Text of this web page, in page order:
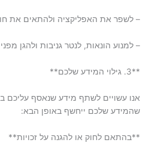
– לשפר את האפליקציה ולהתאים את
– למנוע הונאות, לנטר גניבות ולהגן
**3. גילוי המידע שלכם**
אנו עשויים לשתף מידע שנאסף עליכם
שהמידע שלכם ייחשף באופן הבא:
**בהתאם לחוק או להגנה על זכויות**